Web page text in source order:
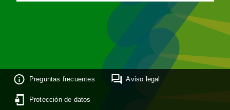
Preguntas frecuentes Aviso legal
Protección de datos